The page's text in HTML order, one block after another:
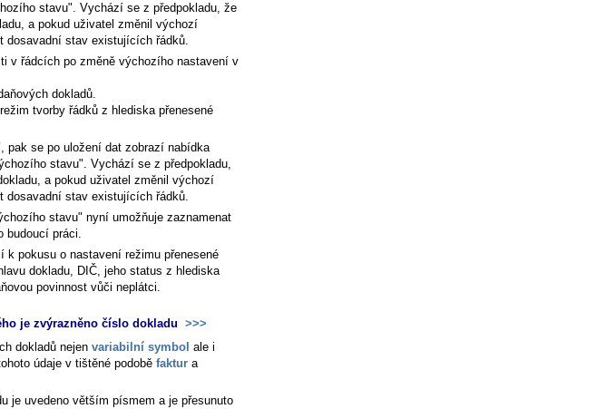
stavu". Vychází se z předpokladu, že
a pokud uživatel změnil výchozí
dosavadní stav existujících řádků.
v řádcích po změně výchozího nastavení v
dokladů.
tvorby řádků z hlediska přenesené
pak se po uložení dat zobrazí nabídka
stavu". Vychází se z předpokladu,
a pokud uživatel změnil výchozí
dosavadní stav existujících řádků.
stavu" nyní umožňuje zaznamenat
budoucí práci.
pokusu o nastavení režimu přenesené
dokladu, DIČ, jeho status z hlediska
povinnost vůči neplátci.
je zvýrazněno číslo dokladu >>>
dokladů nejen variabilní symbol ale i
údaje v tištěné podobě faktur a
je uvedeno větším písmem a je přesunuto